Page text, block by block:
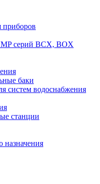
приборов
серий BCX, BOX
баки
систем водоснабжения
станции
назначения